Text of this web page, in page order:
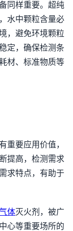
同样重要。超纯
水中颗粒含量必
，避免环境颗粒
定，确保检测条
材、标准物质等
重要应用价值，
提高，检测需求
求特点，有助于
体灭火剂，被广
心等重要场所的